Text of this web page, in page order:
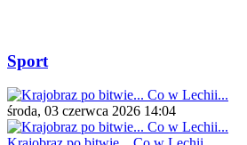
Sport
środa, 03 czerwca 2026 14:04